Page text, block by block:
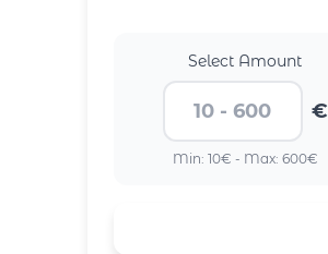
Select Amount
€
Min: 10€ - Max: 600€